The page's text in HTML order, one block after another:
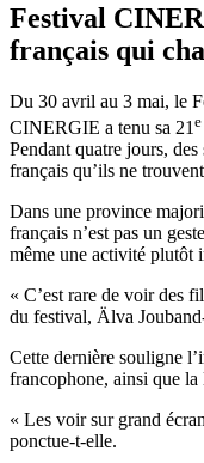
Festival
français qui
Du 30 avril au 3 mai, le
CINERGIE a tenu sa 21 e
Pendant quatre jours,
français qu’ils ne
Dans une province
français n’est pas un
même une activité plutôt
« C’est rare de voir des
du festival, Älva
Cette dernière souligne
francophone, ainsi que la
« Les voir sur grand
ponctue-t-elle.